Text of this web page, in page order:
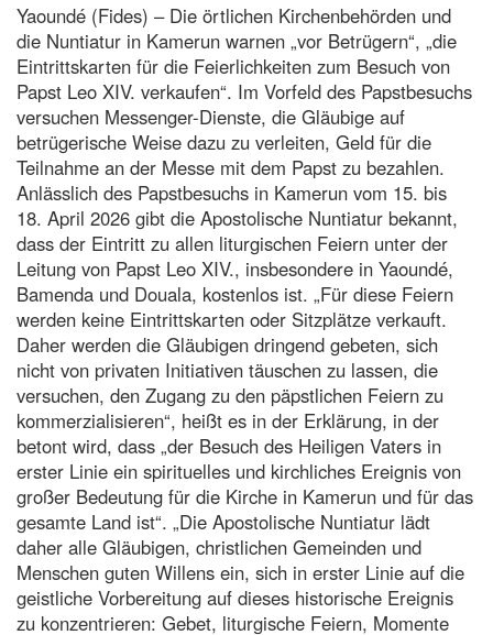
Yaoundé (Fides) – Die örtlichen Kirchenbehörden und
die Nuntiatur in Kamerun warnen „vor Betrügern“, „die
Eintrittskarten für die Feierlichkeiten zum Besuch von
Papst Leo XIV. verkaufen“. Im Vorfeld des Papstbesuchs
versuchen Messenger-Dienste, die Gläubige auf
betrügerische Weise dazu zu verleiten, Geld für die
Teilnahme an der Messe mit dem Papst zu bezahlen.
Anlässlich des Papstbesuchs in Kamerun vom 15. bis
18. April 2026 gibt die Apostolische Nuntiatur bekannt,
dass der Eintritt zu allen liturgischen Feiern unter der
Leitung von Papst Leo XIV., insbesondere in Yaoundé,
Bamenda und Douala, kostenlos ist. „Für diese Feiern
werden keine Eintrittskarten oder Sitzplätze verkauft.
Daher werden die Gläubigen dringend gebeten, sich
nicht von privaten Initiativen täuschen zu lassen, die
versuchen, den Zugang zu den päpstlichen Feiern zu
kommerzialisieren“, heißt es in der Erklärung, in der
betont wird, dass „der Besuch des Heiligen Vaters in
erster Linie ein spirituelles und kirchliches Ereignis von
großer Bedeutung für die Kirche in Kamerun und für das
gesamte Land ist“. „Die Apostolische Nuntiatur lädt
daher alle Gläubigen, christlichen Gemeinden und
Menschen guten Willens ein, sich in erster Linie auf die
geistliche Vorbereitung auf dieses historische Ereignis
zu konzentrieren: Gebet, liturgische Feiern, Momente